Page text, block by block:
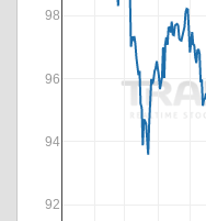
92
94
96
98